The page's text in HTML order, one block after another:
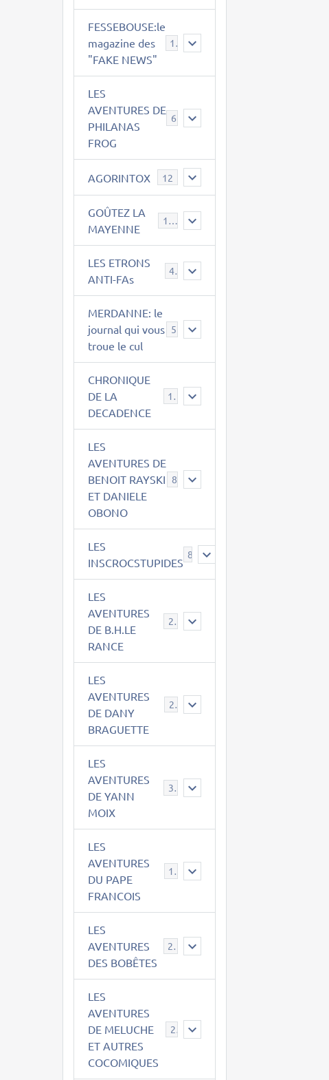
FESSEBOUSE:le
magazine des
"FAKE NEWS"
19
LES
AVENTURES DE
PHILANAS
FROG
AGORINTOX 12
GOÛTEZ LA
MAYENNE
189
LES ETRONS
ANTI-FAs
4
MERDANNE: le
journal qui vous
troue le cul
CHRONIQUE
DE LA
DECADENCE
12
LES
AVENTURES DE
BENOIT RAYSKI
ET DANIELE
OBONO
LES
INSCROCSTUPIDES
8
LES
AVENTURES
DE B.H.LE
RANCE
21
LES
AVENTURES
DE DANY
BRAGUETTE
29
LES
AVENTURES
DE YANN
MOIX
39
LES
AVENTURES
DU PAPE
FRANCOIS
15
LES
AVENTURES
DES BOBÊTES
23
LES
AVENTURES
DE MELUCHE
ET AUTRES
COCOMIQUES
22